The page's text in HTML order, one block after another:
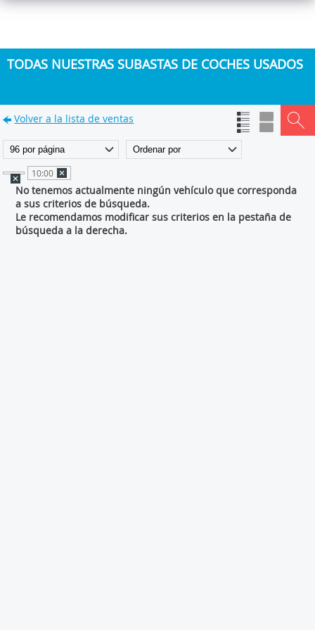
TODAS NUESTRAS SUBASTAS DE COCHES USADOS
Volver a la lista de ventas
10:00
No tenemos actualmente ningún vehículo que corresponda
a sus criterios de búsqueda.
Le recomendamos modificar sus criterios en la pestaña de
búsqueda a la derecha.